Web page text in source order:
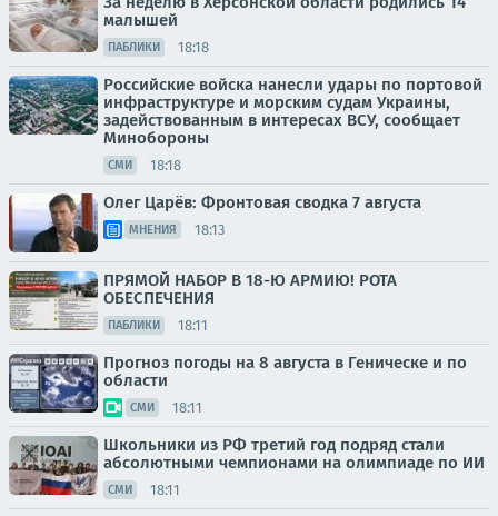
малышей
ПАБЛИКИ 18:18
Российские войска нанесли удары по портовой
инфраструктуре и морским судам Украины,
задействованным в интересах ВСУ, сообщает
Минобороны
СМИ 18:18
Олег Царёв: Фронтовая сводка 7 августа
МНЕНИЯ 18:13
ПРЯМОЙ НАБОР В 18-Ю АРМИЮ! РОТА
ОБЕСПЕЧЕНИЯ
ПАБЛИКИ 18:11
Прогноз погоды на 8 августа в Геническе и по
области
СМИ 18:11
Школьники из РФ третий год подряд стали
абсолютными чемпионами на олимпиаде по ИИ
СМИ 18:11